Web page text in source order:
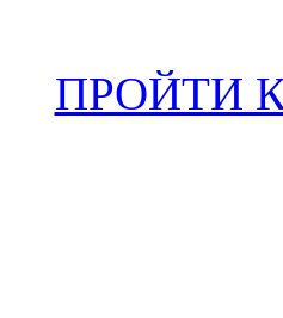
ПРОЙТИ